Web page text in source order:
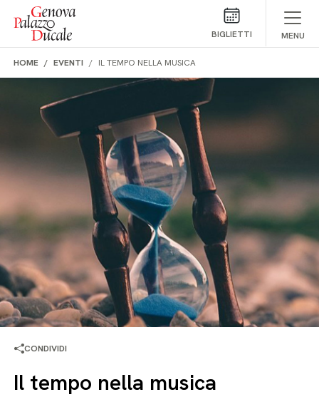
Salta al contenuto
BIGLIETTI MENU
HOME EVENTI IL TEMPO NELLA MUSICA
CONDIVIDI
Il tempo nella musica